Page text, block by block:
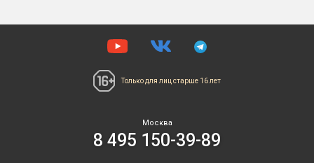
Только для лиц старше 16 лет
Москва
8 495 150-39-89